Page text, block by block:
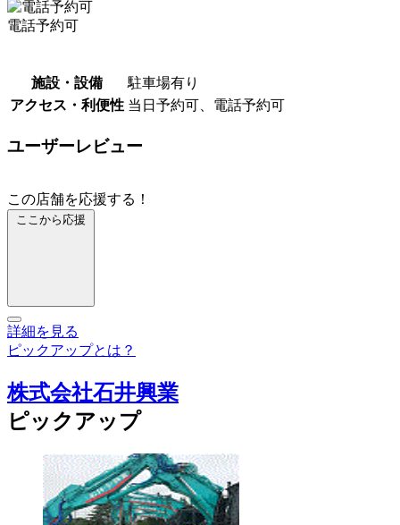
電話予約可
施設・設備
駐車場有り
アクセス・利便性 当日予約可、電話予約可
ユーザーレビュー
この店舗を応援する！
ここから応援
詳細を見る
ピックアップとは？
株式会社石井興業
ピックアップ